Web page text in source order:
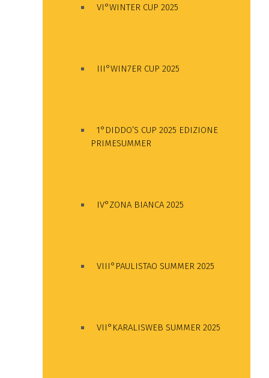
VI°WINTER CUP 2025
III°WIN7ER CUP 2025
1°DIDDO’S CUP 2025 EDIZIONE
PRIMESUMMER
IV°ZONA BIANCA 2025
VIII°PAULISTAO SUMMER 2025
VII°KARALISWEB SUMMER 2025